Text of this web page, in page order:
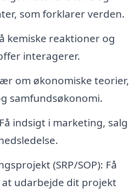
som forklarer verden.
kemiske reaktioner og
interagerer.
om økonomiske teorier,
samfundsøkonomi.
indsigt i marketing, salg
(SRP/SOP): Få
udarbejde dit projekt